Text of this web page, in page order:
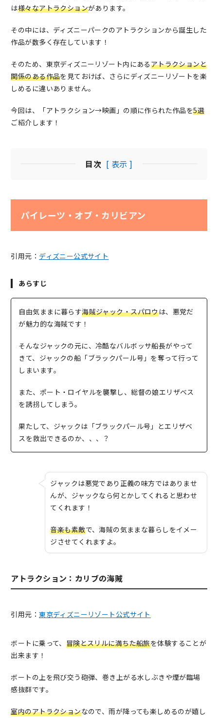
は様々なアトラクションがあります。
その中には、ディズニーパークのアトラクションから誕生した
作品が数多く存在しています！
そのため、東京ディズニーリゾート内にあるアトラクションと
関係のある作品を見ておけば、さらにディズニーリゾートを楽
しめるに違いありません。
今回は、「アトラクション→映画」の順に作られた作品を5選
ご紹介します！
目次 [ 表示 ]
パイレーツ・オブ・カリビアン
引用元： ディズニー公式サイト
あらすじ
自由気ままに暮らす海賊ジャック・スパロウは、悪党だ
が魅力的な海賊です！
そんなジャックの元に、冷酷なバルボッサ船長がやって
きて、ジャックの船「ブラックパール号」を奪って行って
しまいます。
また、ポート・ロイヤルを襲撃し、総督の娘エリザベス
を誘拐してしまう。
果たして、ジャックは「ブラックパール号」とエリザベ
スを救出できるのか、、、？
ジャックは悪党であり正義の味方ではありませ
んが、ジャックなら何とかしてくれると思わせ
てくれます！
音楽も素敵で、海賊の気ままな暮らしをイメー
ジさせてくれますよ。
アトラクション：カリブの海賊
引用元：東京ディズニーリゾート公式サイト
ボートに乗って、 冒険とスリルに満ちた船旅を体験することが
出来ます！
ボートの上を飛び交う砲弾、巻き上がる水しぶきや煙が臨場
感抜群です。
室内のアトラクションなので、雨が降っても楽しめるのが嬉し